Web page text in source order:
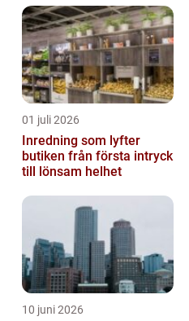
01 juli 2026
Inredning som lyfter
butiken från första intryck
till lönsam helhet
10 juni 2026